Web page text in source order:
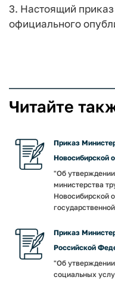
3. Настоящий приказ
официального
Читайте
Приказ
Новосибирской
"Об
министерства
Новосибирской
Приказ
Российской
"Об
социальных